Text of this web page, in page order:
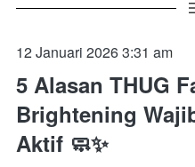
12 Januari 2026 3:31 am
5 Alasan THUG
Brightening
Aktif 🧼✨